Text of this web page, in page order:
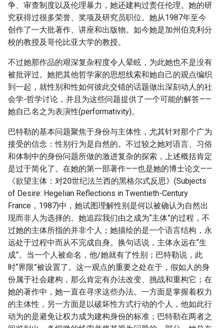
争、审查制度以及伦理暴力，她还建构过责任伦理。她的研
究获得过很多荣誉、奖项及研究员职位。她从1987年至今
创作了一大批著作、讲座和出版物。如今她是加州伯克利分
校的教授及哥伦比亚大学的教授。
不过她那作品的艰深复杂程度令人晕眩，为此她也不是没有
被批评过。她把其他哲学家的思想线索和她自己的观点编织
到一起，就性别和性如何彼此交错的话题做出深刻动人的社
会学-哲学讨论，并且为这些问题提供了一个可能的解答——
她自己名之为表演性(performativity)。
巴特勒的基本问题聚焦于身份与主体性，尤其针对那个广为
接受的信念：性别行为是自然的。不过较之她对语言、习俗
和体制中的身份问题所做的激进复杂的探索，上述概括肯定
是过于简化了。在她的第一部著作——也是她的博士论文——
《欲望主体：对20世纪法兰西的黑格尔式反思》(Subjects
of Desire: Hegelian Reflections in Twentieth-Century
France，1987)中，她试图理解性别是何以被确认为自然出
现而非人为选择的。她追踪我们由之成为“主体”的过程，不
过她的主体所指的并非个人；她描绘的是一个语言结构，永
远处于过程中而从不完成自身。换句话说，主体永远在“生
成”。当一个人被命名，他/她就有了性别；巴特勒说，此
时“界限”被设置了。这一观点的重要之处在于，假如人的身
份属于社会建构，那么肯定有办法改变、挑战和重构它；在
她的著作中，她一直在寻求这些办法。一方面是掌握着权力
的主体性，另一方面是以破坏性方式行动的个人，他如此行
动为的是避免让权力成为建构身份的标准；巴特勒在两者之